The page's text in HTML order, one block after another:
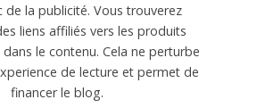
de la publicité. Vous trouverez
liens affiliés vers les produits
le contenu. Cela ne perturbe
de lecture et permet de
financer le blog.